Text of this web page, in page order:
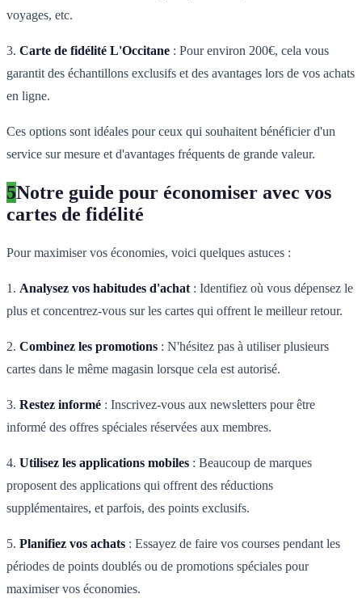
voyages, etc.
3. Carte de fidélité L'Occitane : Pour environ 200€, cela vous
garantit des échantillons exclusifs et des avantages lors de vos achats
en ligne.
Ces options sont idéales pour ceux qui souhaitent bénéficier d'un
service sur mesure et d'avantages fréquents de grande valeur.
5Notre guide pour économiser avec vos
cartes de fidélité
Pour maximiser vos économies, voici quelques astuces :
1. Analysez vos habitudes d'achat : Identifiez où vous dépensez le
plus et concentrez-vous sur les cartes qui offrent le meilleur retour.
2. Combinez les promotions : N'hésitez pas à utiliser plusieurs
cartes dans le même magasin lorsque cela est autorisé.
3. Restez informé : Inscrivez-vous aux newsletters pour être
informé des offres spéciales réservées aux membres.
4. Utilisez les applications mobiles : Beaucoup de marques
proposent des applications qui offrent des réductions
supplémentaires, et parfois, des points exclusifs.
5. Planifiez vos achats : Essayez de faire vos courses pendant les
périodes de points doublés ou de promotions spéciales pour
maximiser vos économies.